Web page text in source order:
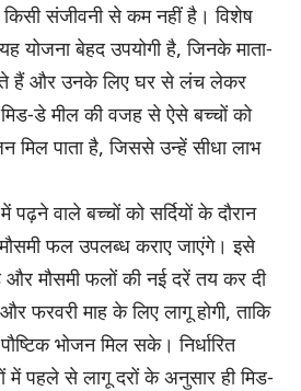
किसी संजीवनी से कम नहीं है। विशेष
योजना बेहद उपयोगी है, जिनके माता-
हैं और उनके लिए घर से लंच लेकर
डे मील की वजह से ऐसे बच्चों को
मिल पाता है, जिससे उन्हें सीधा लाभ
पढ़ने वाले बच्चों को सर्दियों के दौरान
फल उपलब्ध कराए जाएंगे। इसे
और मौसमी फलों की नई दरें तय कर दी
फरवरी माह के लिए लागू होगी, ताकि
भोजन मिल सके। निर्धारित
में पहले से लागू दरों के अनुसार ही मिड-